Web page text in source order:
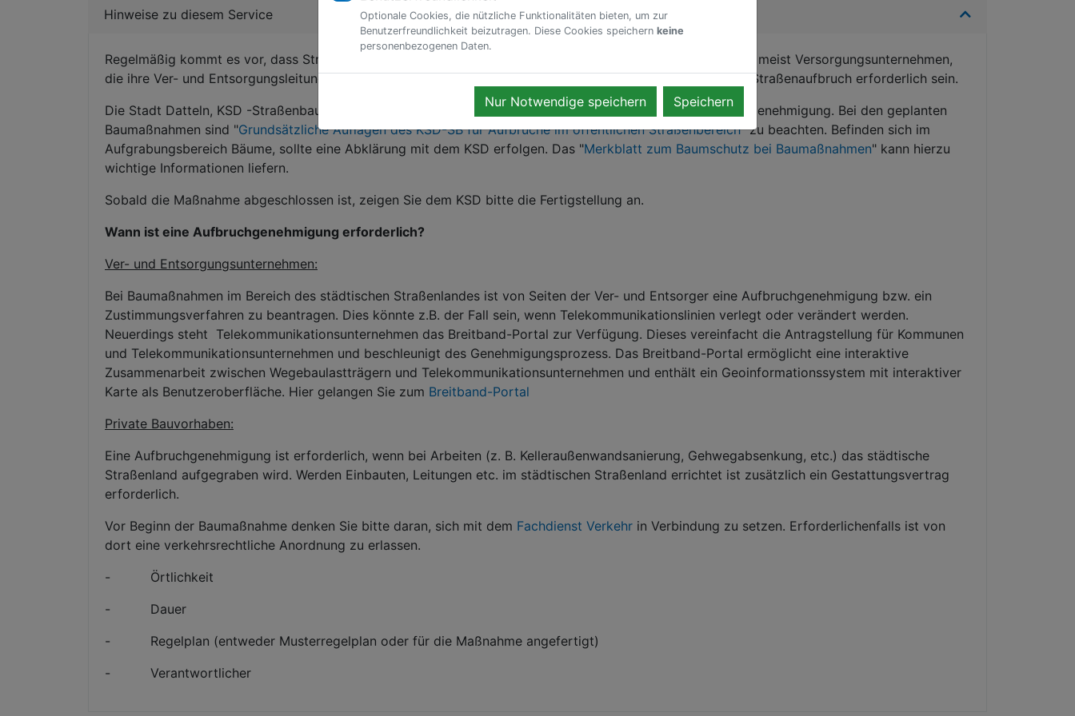
Optionale Cookies, die nützliche Funktionalitäten bieten, um zur
Benutzerfreundlichkeit beizutragen. Diese Cookies speichern keine
personenbezogenen Daten.
Nur Notwendige speichern Speichern
Hinweise zu diesem Service
Regelmäßig kommt es vor, dass Straßen oder Gehwege aufgebrochen werden müssen. In der Regel sind es meist Versorgungsunternehmen,
die ihre Ver- und Entsorgungsleitungen verlegen. Aber auch für Privatpersonen kann in manchen Fällen ein Straßenaufbruch erforderlich sein.
Die Stadt Datteln, KSD -Straßenbau-, als Straßenbaulastträger ist zuständig für die Erteilung der Aufbruchgenehmigung. Bei den geplanten
Baumaßnahmen sind "Grundsätzliche Auflagen des KSD-SB für Aufbrüche im öffentlichen Straßenbereich" zu beachten. Befinden sich im
Aufgrabungsbereich Bäume, sollte eine Abklärung mit dem KSD erfolgen. Das "Merkblatt zum Baumschutz bei Baumaßnahmen" kann hierzu
wichtige Informationen liefern.
Sobald die Maßnahme abgeschlossen ist, zeigen Sie dem KSD bitte die Fertigstellung an.
Wann ist eine Aufbruchgenehmigung erforderlich?
Ver- und Entsorgungsunternehmen:
Bei Baumaßnahmen im Bereich des städtischen Straßenlandes ist von Seiten der Ver- und Entsorger eine Aufbruchgenehmigung bzw. ein
Zustimmungsverfahren zu beantragen. Dies könnte z.B. der Fall sein, wenn Telekommunikationslinien verlegt oder verändert werden.
Neuerdings steht Telekommunikationsunternehmen das Breitband-Portal zur Verfügung. Dieses vereinfacht die Antragstellung für Kommunen
und Telekommunikationsunternehmen und beschleunigt des Genehmigungsprozess. Das Breitband-Portal ermöglicht eine interaktive
Zusammenarbeit zwischen Wegebaulastträgern und Telekommunikationsunternehmen und enthält ein Geoinformationssystem mit interaktiver
Karte als Benutzeroberfläche. Hier gelangen Sie zum Breitband-Portal
Private Bauvorhaben:
Eine Aufbruchgenehmigung ist erforderlich, wenn bei Arbeiten (z. B. Kelleraußenwandsanierung, Gehwegabsenkung, etc.) das städtische
Straßenland aufgegraben wird. Werden Einbauten, Leitungen etc. im städtischen Straßenland errichtet ist zusätzlich ein Gestattungsvertrag
erforderlich.
Vor Beginn der Baumaßnahme denken Sie bitte daran, sich mit dem Fachdienst Verkehr in Verbindung zu setzen. Erforderlichenfalls ist von
dort eine verkehrsrechtliche Anordnung zu erlassen.
- Örtlichkeit
- Dauer
- Regelplan (entweder Musterregelplan oder für die Maßnahme angefertigt)
- Verantwortlicher